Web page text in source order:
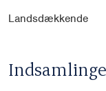
Landsdækkende